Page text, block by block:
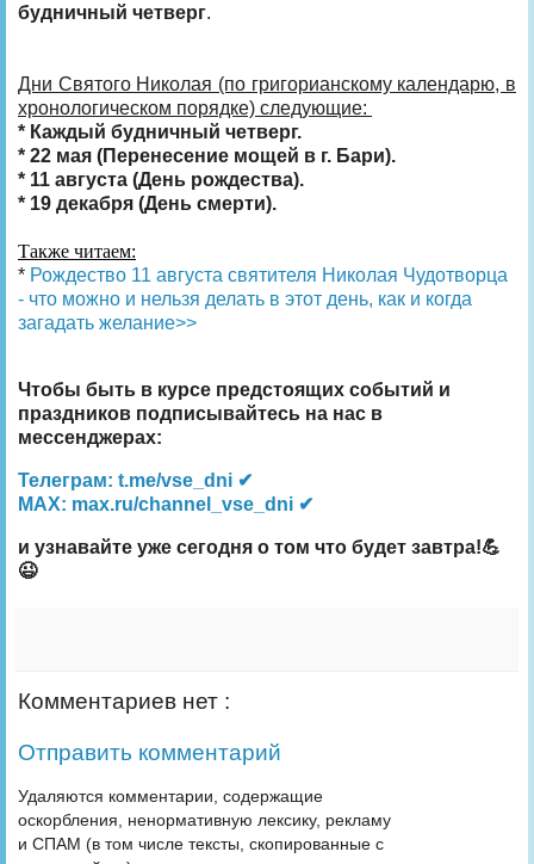
будничный четверг.
Дни Святого Николая (по григорианскому календарю, в
хронологическом порядке) следующие:
* Каждый будничный четверг.
* 22 мая (Перенесение мощей в г. Бари).
* 11 августа (День рождества).
* 19 декабря (День смерти).
Также читаем:
* Рождество 11 августа святителя Николая Чудотворца
- что можно и нельзя делать в этот день, как и когда
загадать желание>>
Чтобы быть в курсе предстоящих событий и
праздников подписывайтесь на нас в
мессенджерах:
Телеграм: t.me/vse_dni ✔
MAX: max.ru/channel_vse_dni ✔
и узнавайте уже сегодня о том что будет завтра!💪
😉
Комментариев нет :
Отправить комментарий
Удаляются комментарии, содержащие
оскорбления, ненормативную лексику, рекламу
и СПАМ (в том числе тексты, скопированные с